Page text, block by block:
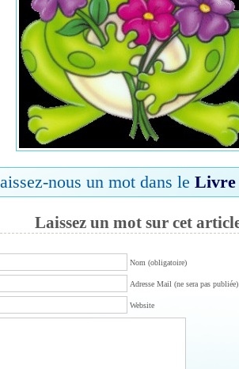
nous un mot dans le
Laissez un mot sur cet
Nom (obligatoire)
Adresse Mail (ne sera pas
Website